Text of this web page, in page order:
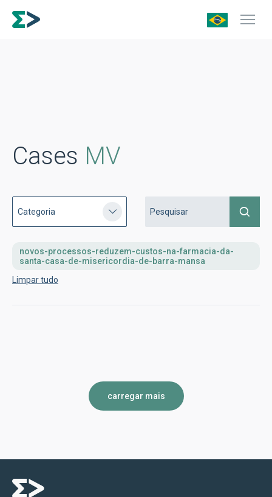
Cases MV
novos-processos-reduzem-custos-na-farmacia-da-
santa-casa-de-misericordia-de-barra-mansa
Limpar tudo
carregar mais